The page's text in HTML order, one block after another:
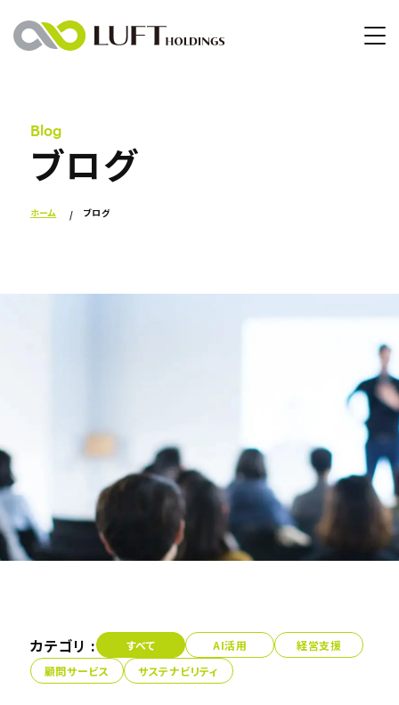
Blog
ブログ
ホーム ブログ
カテゴリ : すべて AI活用
経営支援
顧問サービス
サステナビリティ